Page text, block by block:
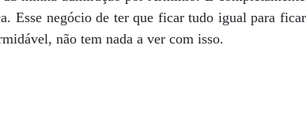
Esse negócio de ter que ficar tudo igual para
não tem nada a ver com isso.